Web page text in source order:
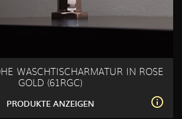
WASCHTISCHARMATUR IN ROSE
GOLD (61RGC)
PRODUKTE ANZEIGEN